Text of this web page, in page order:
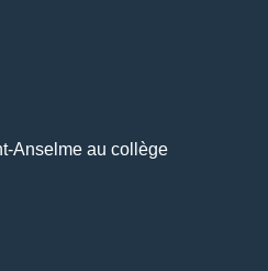
Anselme au collège